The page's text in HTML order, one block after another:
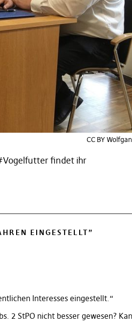
CC BY
findet ihr
EINGESTELLT”
Interesses eingestellt.“
2 StPO nicht besser gewesen?